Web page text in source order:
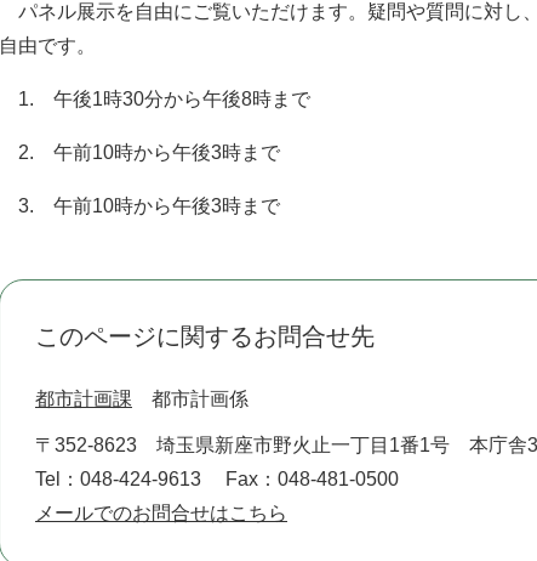
パネル展示を自由にご覧いただけます。疑問や質問に対し
自由です。
1. 午後1時30分から午後8時まで
2. 午前10時から午後3時まで
3. 午前10時から午後3時まで
このページに関するお問合せ先
都市計画課 都市計画係
〒352-8623
埼玉県新座市野火止一丁目1番1号 本庁舎
Tel：048-424-9613
Fax：048-481-0500
メールでのお問合せはこちら